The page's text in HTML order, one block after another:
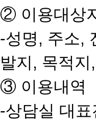
② 이용대상
-성명, 주소,
발지, 목적
③ 이용내역
-상담실 대